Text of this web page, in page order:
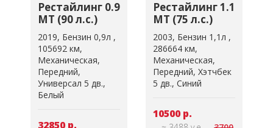
Рестайлинг 0.9
MT (90 л.с.)
2019 Бензин 0,9л
105692 км
Механическая
Передний
Универсал 5 дв.
Белый
32850 р.
Рестайлинг 1.1
MT (75 л.с.)
2003 Бензин 1,1л
286664 км
Механическая
Передний Хэтчбек
5 дв. Синий
10500 р.